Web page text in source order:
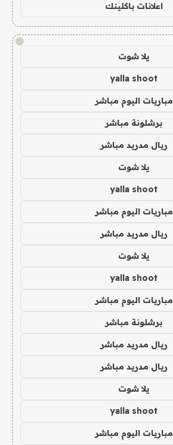
اعلانات باكلينك
!
يلا شوت
yalla shoot
مباريات اليوم مباشر
برشلونة مباشر
ريال مدريد مباشر
يلا شوت
yalla shoot
مباريات اليوم مباشر
ريال مدريد مباشر
يلا شوت
yalla shoot
مباريات اليوم مباشر
برشلونة مباشر
ريال مدريد مباشر
ريال مدريد مباشر
يلا شوت
yalla shoot
مباريات اليوم مباشر